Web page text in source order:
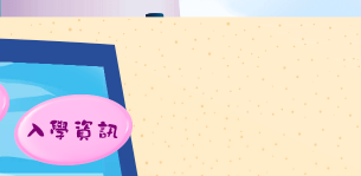
入學資訊